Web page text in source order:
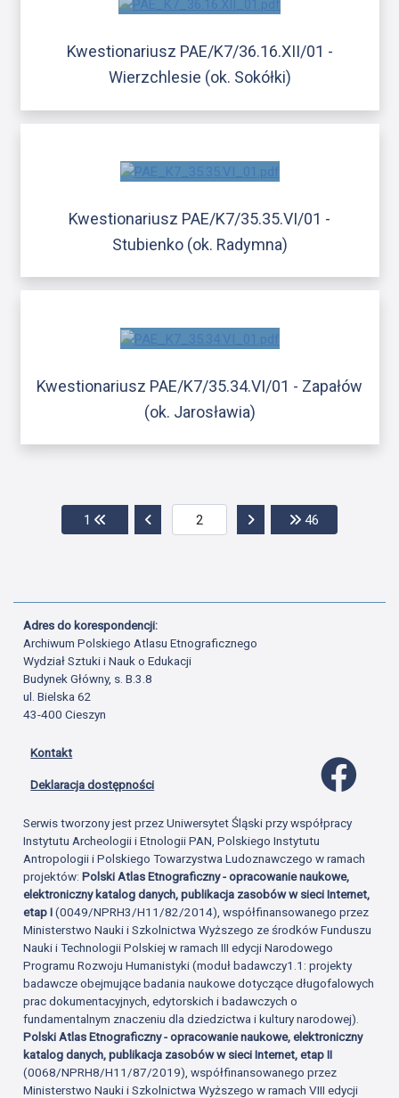
Kwestionariusz PAE/K7/36.16.XII/01 -
Wierzchlesie (ok. Sokółki)
Kwestionariusz PAE/K7/35.35.VI/01 -
Stubienko (ok. Radymna)
Kwestionariusz PAE/K7/35.34.VI/01 - Zapałów
(ok. Jarosławia)
1 Przejdź do pierwszej strony
Przejdź do poprzedniej strony
Przejdź do następnej
46
Adres do korespondencji:
Archiwum Polskiego Atlasu Etnograficznego
Wydział Sztuki i Nauk o Edukacji
Budynek Główny, s. B.3.8
ul. Bielska 62
43-400 Cieszyn
Kontakt
Deklaracja dostępności
Serwis tworzony jest przez Uniwersytet Śląski przy współpracy
Instytutu Archeologii i Etnologii PAN, Polskiego Instytutu
Antropologii i Polskiego Towarzystwa Ludoznawczego w ramach
projektów:Polski Atlas Etnograficzny - opracowanie naukowe,
elektroniczny katalog danych, publikacja zasobów w sieci Internet,
etap I(0049/NPRH3/H11/82/2014), współfinansowanego przez
Ministerstwo Nauki i Szkolnictwa Wyższego ze środków Funduszu
Nauki i Technologii Polskiej w ramach III edycji Narodowego
Programu Rozwoju Humanistyki (moduł badawczy1.1: projekty
badawcze obejmujące badania naukowe dotyczące długofalowych
prac dokumentacyjnych, edytorskich i badawczych o
fundamentalnym znaczeniu dla dziedzictwa i kultury narodowej).
Polski Atlas Etnograficzny - opracowanie naukowe, elektroniczny
katalog danych, publikacja zasobów w sieci Internet, etap II
(0068/NPRH8/H11/87/2019), współfinansowanego przez
Ministerstwo Nauki i Szkolnictwa Wyższego w ramach VIII edycji